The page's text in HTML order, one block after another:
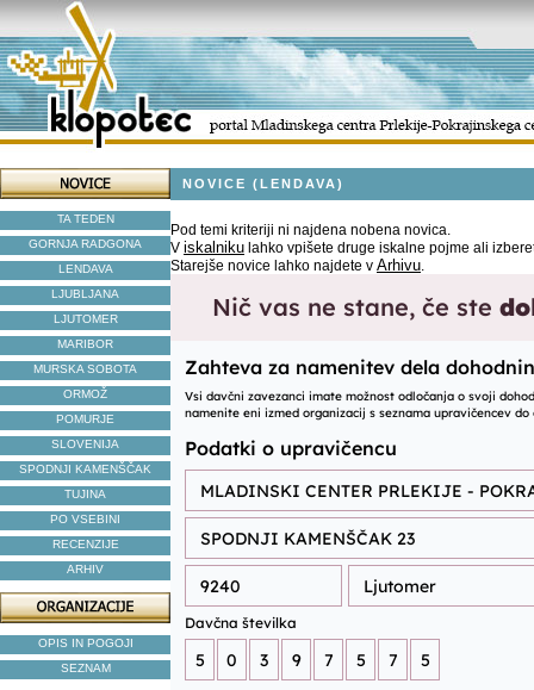
TA TEDEN
GORNJA RADGONA
LENDAVA
LJUBLJANA
LJUTOMER
MARIBOR
MURSKA SOBOTA
ORMOŽ
POMURJE
SLOVENIJA
SPODNJI KAMENŠČAK
TUJINA
PO VSEBINI
RECENZIJE
ARHIV
OPIS IN POGOJI
SEZNAM
NOVICE (LENDAVA)
Pod temi kriteriji ni najdena nobena novica.
V iskalniku lahko vpišete druge iskalne pojme ali
Starejše novice lahko najdete v Arhivu.